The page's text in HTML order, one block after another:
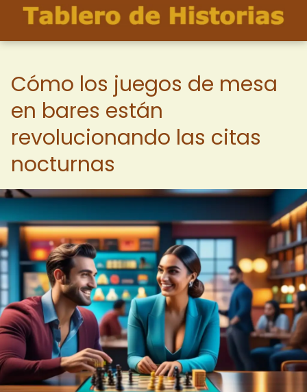
Cómo los juegos de mesa
en bares están
revolucionando las citas
nocturnas